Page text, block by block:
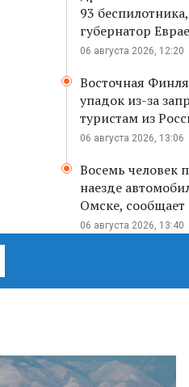
93
губернатор
06 августа 2026, 12:20
Восточная
упадок из-за
туристам из
06 августа 2026, 13:06
Восемь человек
наезде
Омске, сообщает
06 августа 2026, 13:40